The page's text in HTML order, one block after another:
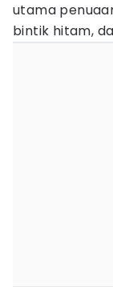
utama
bintik hitam,